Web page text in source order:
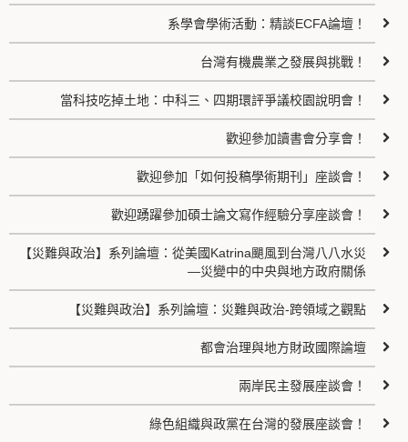
系學會學術活動：精談ECFA論壇！
台灣有機農業之發展與挑戰！
當科技吃掉土地：中科三、四期環評爭議校園說明會！
歡迎參加讀書會分享會！
歡迎參加「如何投稿學術期刊」座談會！
歡迎踴躍參加碩士論文寫作經驗分享座談會！
【災難與政治】系列論壇：從美國Katrina颶風到台灣八八水災
—災變中的中央與地方政府關係
【災難與政治】系列論壇：災難與政治-跨領域之觀點
都會治理與地方財政國際論壇
兩岸民主發展座談會！
綠色組織與政黨在台灣的發展座談會！